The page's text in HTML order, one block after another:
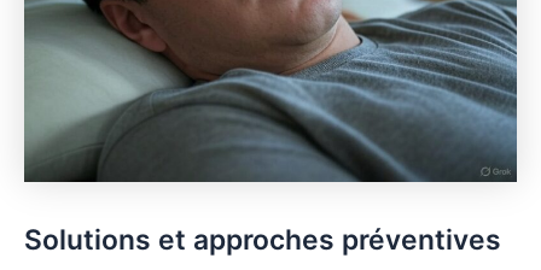
Solutions et approches préventives